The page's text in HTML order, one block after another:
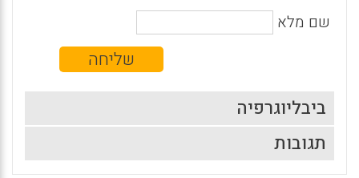
שם מלא
ביבליוגרפיה
תגובות